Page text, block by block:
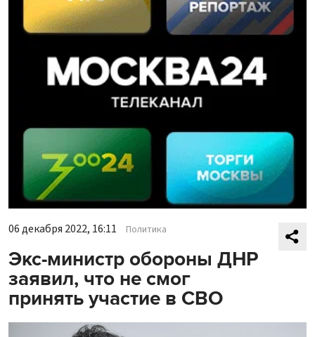
06 декабря 2022, 16:11 Политика
Экс-министр обороны ДНР
заявил, что не смог
принять участие в СВО